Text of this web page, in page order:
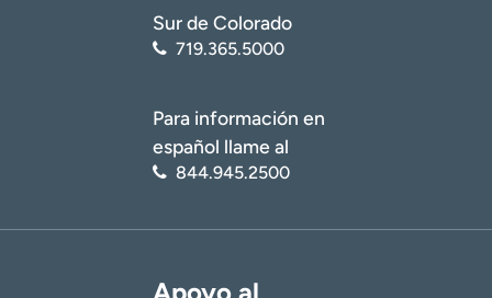
Sur de Colorado
719.365.5000
Para información en
español llame al
844.945.2500